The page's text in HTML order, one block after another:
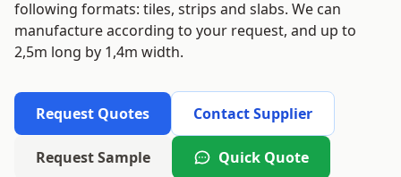
following formats: tiles, strips and slabs. We can
manufacture according to your request, and up to
2,5m long by 1,4m width.
Request Quotes Contact Supplier
Request Sample Quick Quote